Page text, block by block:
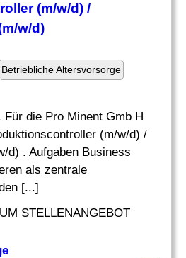
(m/w/d) /
w/d)
Betriebliche Altersvorsorge
die Pro Minent Gmb H
(m/w/d) /
d) . Aufgaben Business
als zentrale
[...]
STELLENANGEBOT